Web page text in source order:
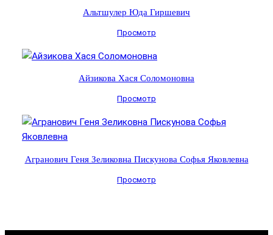
Альтшулер Юда Гиршевич
Просмотр
Айзикова Хася Соломоновна
Просмотр
Агранович Геня Зеликовна Пискунова Софья Яковлевна
Просмотр